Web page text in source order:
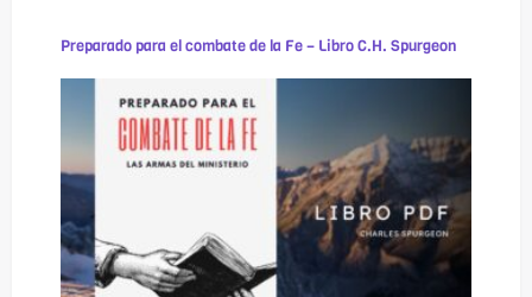
Preparado para el combate de la Fe – Libro C.H. Spurgeon